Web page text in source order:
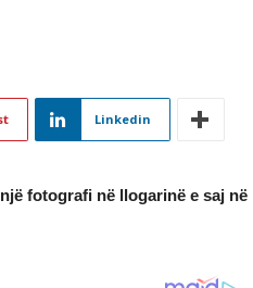
Linkedin
fotografi në llogarinë e saj në